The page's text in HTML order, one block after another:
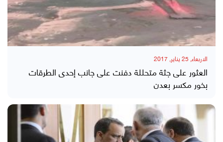
الاربعاء, 25 يناير, 2017
العثور على جثة متحللة دفنت على جانب إحدى الطرقات
بخور مكسر بعدن